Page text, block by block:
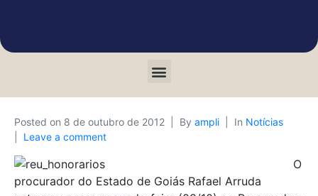
Posted on 8 de outubro de 2012 By ampli In Notícias
Leave a comment
O
procurador do Estado de Goiás Rafael Arruda